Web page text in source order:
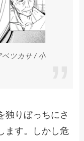
ベツカサ / 小
独りぼっちにさ
ます。しかし危